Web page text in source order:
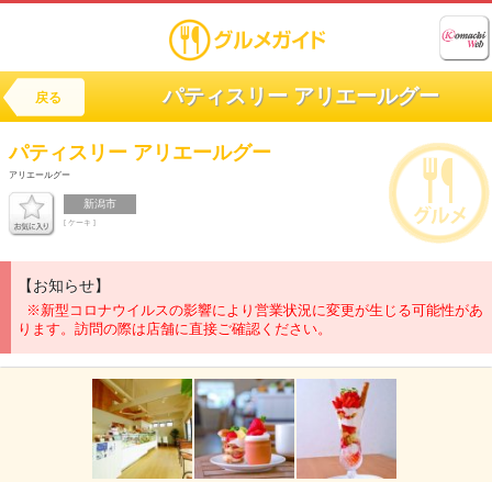
戻る パティスリー アリエールグー
パティスリー アリエールグー
アリエールグー
新潟市
[ ケーキ ]
【お知らせ】
※新型コロナウイルスの影響により営業状況に変更が生じる可能性があ
ります。訪問の際は店舗に直接ご確認ください。